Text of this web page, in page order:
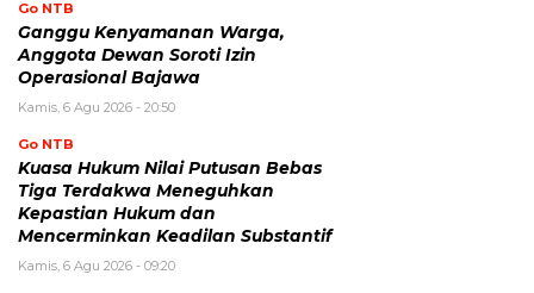
Go NTB
Ganggu Kenyamanan Warga,
Anggota Dewan Soroti Izin
Operasional Bajawa
Kamis, 6 Agu 2026 - 20:50
Go NTB
Kuasa Hukum Nilai Putusan Bebas
Tiga Terdakwa Meneguhkan
Kepastian Hukum dan
Mencerminkan Keadilan Substantif
Kamis, 6 Agu 2026 - 09:20